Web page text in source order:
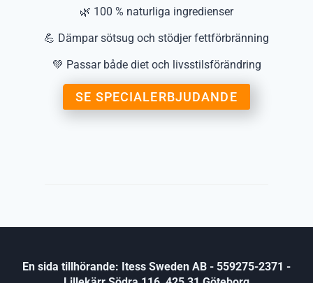
🌿 100 % naturliga ingredienser
💪 Dämpar sötsug och stödjer fettförbränning
💚 Passar både diet och livsstilsförändring
SE SPECIALERBJUDANDE
En sida tillhörande: Itess Sweden AB - 559275-2371 -